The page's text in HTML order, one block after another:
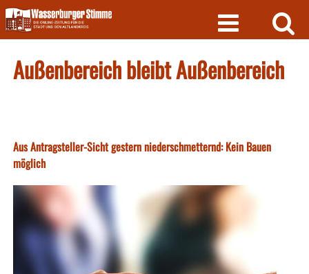
Skip
to
content
Außenbereich bleibt Außenbereich
Aus Antragsteller-Sicht gestern niederschmetternd: Kein Bauen
möglich